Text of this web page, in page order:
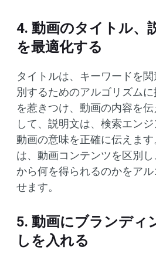
4. 動画のタイトル、
を最適化する
タイトルは、キーワードを
別するためのアルゴリズム
を惹きつけ、動画の内容を
して、説明文は、検索エンジ
動画の意味を正確に伝えます
は、動画コンテンツを区別
から何を得られるのかをア
せます。
5. 動画にブランディ
しを入れる